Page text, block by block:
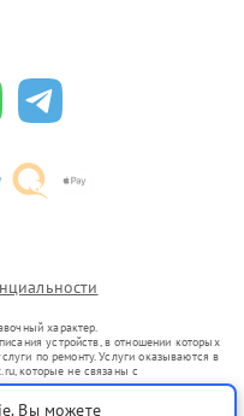
характер.
устройств, в отношении которых
по ремонту. Услуги оказываются в
которые не связаны с
представителями.
в гражданский оборот в соответствии
Вы можете